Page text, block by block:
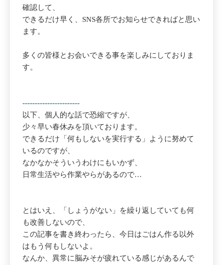
確認して、
できるだけ早く、SNS各所でお知らせできればと思い
ます。
多くの皆様とお会いできる事を楽しみにしておりま
す。
-----------------------
以下、個人的な話で恐縮ですが、
少々早い春休みを頂いております。
できるだけ「何もしないを実行する」ように努めて
いるのですが、
なかなかそういうわけにもいかず、
日常生活やら作業やらがあるので…
とはいえ、「しょうがない」を繰り返していても何
も改善しないので、
この記事を書き終わったら、今日はごはん作る以外
はもう何もしないよ。
なんか、異常に脳みそが疲れている感じがあるんで